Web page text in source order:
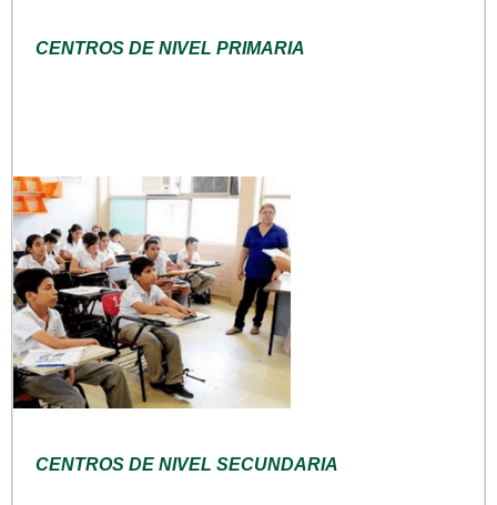
CENTROS DE NIVEL PRIMARIA
CENTROS DE NIVEL SECUNDARIA